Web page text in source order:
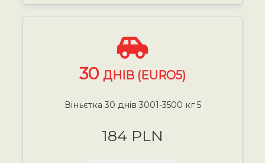
30 ДНІВ (EURO5)
Віньєтка 30 днів 3001-3500 кг 5
184 PLN